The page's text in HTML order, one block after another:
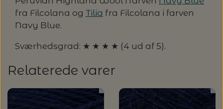
fra Filcolana og Tilia fra Filcolana i farven
Navy Blue.
Sværhedsgrad: ★ ★ ★ ★ (4 ud af 5).
Relaterede varer